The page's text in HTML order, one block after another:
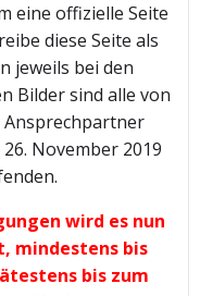
eine offizielle Seite
diese Seite als
jeweils bei den
Bilder sind alle von
Ansprechpartner
November 2019
wird es nun
mindestens bis
bis zum